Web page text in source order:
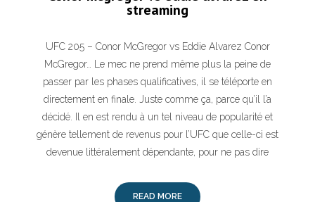
streaming
UFC 205 – Conor McGregor vs Eddie Alvarez Conor
McGregor… Le mec ne prend même plus la peine de
passer par les phases qualificatives, il se téléporte en
directement en finale. Juste comme ça, parce qu’il l’a
décidé. Il en est rendu à un tel niveau de popularité et
génère tellement de revenus pour l’UFC que celle-ci est
devenue littéralement dépendante, pour ne pas dire
READ MORE